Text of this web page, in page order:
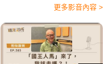
更多影音內容 >